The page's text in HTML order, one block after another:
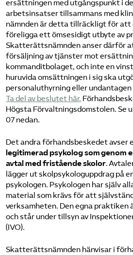
ersättningen med utgångspunkt i
arbetsinsatser tillsammans med
nämnden är detta tillräckligt för att
föreligga ett ömsesidigt utbyte av
Skatterättsnämnden anser därför
försäljning av tjänster mot
kommanditbolaget, och inte en
huruvida omsättningen i sig ska
personaluthyrning eller
Ta del av beslutet här.
Högsta Förvaltningsdomstolen. Se
07 nedan.
Det andra förhandsbeskedet avser
legitimerad psykolog som genom
avtal med fristående skolor.
lägger ut skolpsykologuppdrag på
psykologen. Psykologen har själv
material som krävs för att
verksamheten. Den egna praktiken
och står under tillsyn av
(IVO).
Skatterättsnämnden hänvisar i